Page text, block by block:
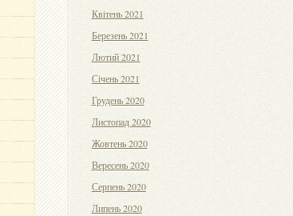
Квітень 2021
Березень 2021
Лютий 2021
Січень 2021
Грудень 2020
Листопад 2020
Жовтень 2020
Вересень 2020
Серпень 2020
Липень 2020